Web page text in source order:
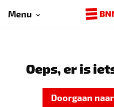
Menu
Oeps, er is
Doorgaan